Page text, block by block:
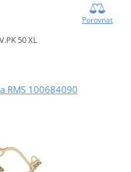
Porovnat
50 XL
RMS 100684090